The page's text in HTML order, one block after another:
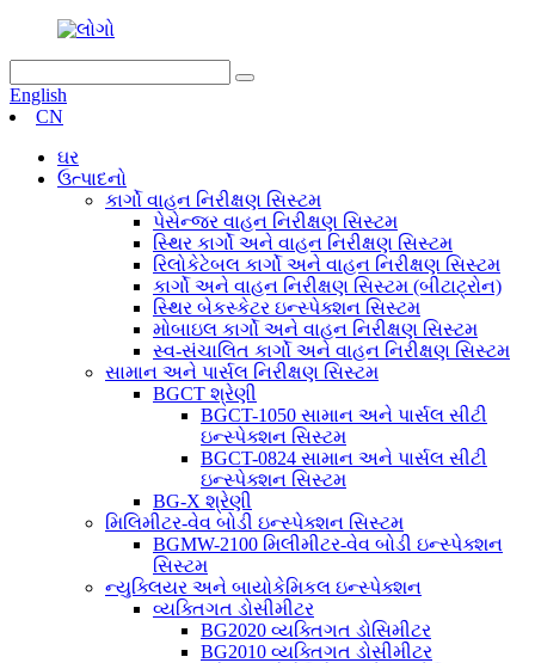
English
CN
ઘર
ઉત્પાદનો
કાર્ગો વાહન નિરીક્ષણ સિસ્ટમ
પેસેન્જર વાહન નિરીક્ષણ સિસ્ટમ
સ્થિર કાર્ગો અને વાહન નિરીક્ષણ સિસ્ટમ
રિલોકેટેબલ કાર્ગો અને વાહન નિરીક્ષણ સિસ્ટમ
કાર્ગો અને વાહન નિરીક્ષણ સિસ્ટમ (બીટાટ્રોન)
સ્થિર બેકસ્કેટર ઇન્સ્પેક્શન સિસ્ટમ
મોબાઇલ કાર્ગો અને વાહન નિરીક્ષણ સિસ્ટમ
સ્વ-સંચાલિત કાર્ગો અને વાહન નિરીક્ષણ સિસ્ટમ
સામાન અને પાર્સલ નિરીક્ષણ સિસ્ટમ
BGCT શ્રેણી
BGCT-1050 સામાન અને પાર્સલ સીટી
ઇન્સ્પેક્શન સિસ્ટમ
BGCT-0824 સામાન અને પાર્સલ સીટી
ઇન્સ્પેક્શન સિસ્ટમ
BG-X શ્રેણી
મિલિમીટર-વેવ બોડી ઇન્સ્પેક્શન સિસ્ટમ
BGMW-2100 મિલીમીટર-વેવ બોડી ઇન્સ્પેક્શન
સિસ્ટમ
ન્યુક્લિયર અને બાયોકેમિકલ ઇન્સ્પેક્શન
વ્યક્તિગત ડોસીમીટર
BG2020 વ્યક્તિગત ડોસિમીટર
BG2010 વ્યક્તિગત ડોસીમીટર